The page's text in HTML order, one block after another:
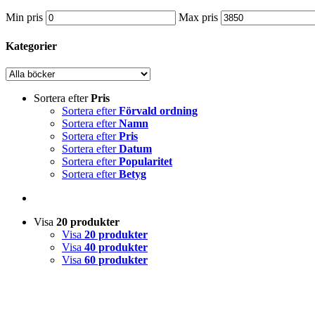
Min pris Max pris
Kategorier
Sortera efterPris
Sortera efterFörvald ordning
Sortera efterNamn
Sortera efterPris
Sortera efterDatum
Sortera efterPopularitet
Sortera efterBetyg
Visa 20 produkter
Visa 20 produkter
Visa 40 produkter
Visa 60 produkter